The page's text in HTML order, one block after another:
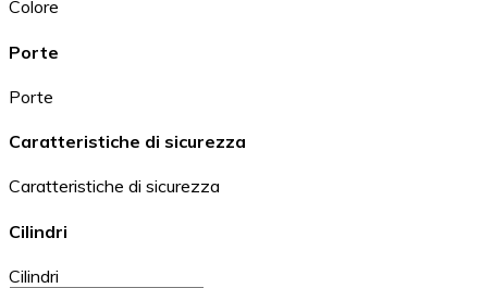
Colore
Porte
Porte
Caratteristiche di sicurezza
Caratteristiche di sicurezza
Cilindri
Cilindri